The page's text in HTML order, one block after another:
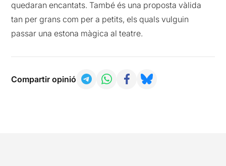
quedaran encantats. També és una proposta vàlida
tan per grans com per a petits, els quals vulguin
passar una estona màgica al teatre.
Compartir opinió